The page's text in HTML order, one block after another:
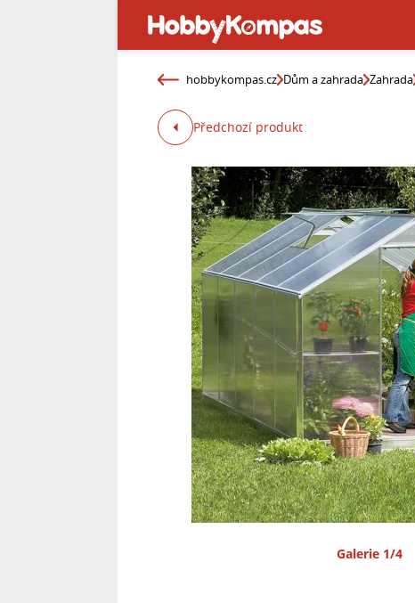
hobbykompas.cz Dům a zahrada Zahrada
Předchozí produkt
Galerie 1/4